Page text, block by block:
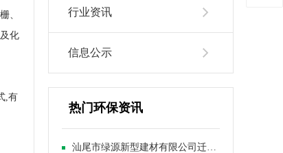
行业资讯
信息公示
热门环保资讯
汕尾市绿源新型建材有限公司迁建项目竣工环境保护验收报告公示
、
化
,有